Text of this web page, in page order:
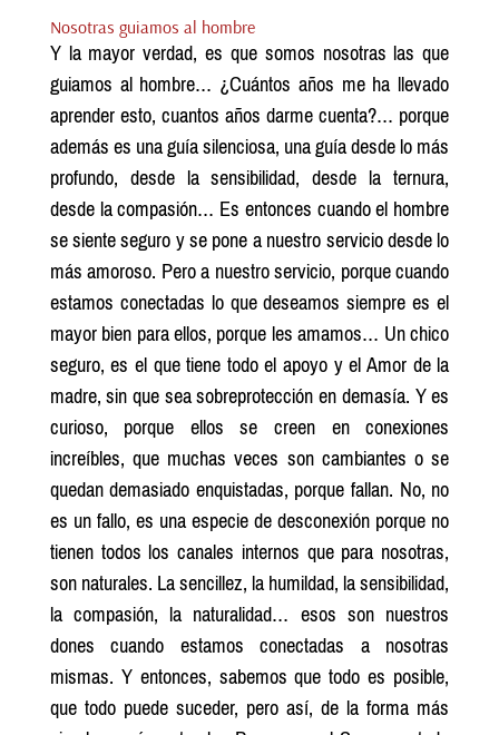
Nosotras guiamos al hombre
Y la mayor verdad, es que somos nosotras las que
guiamos al hombre… ¿Cuántos años me ha llevado
aprender esto, cuantos años darme cuenta?… porque
además es una guía silenciosa, una guía desde lo más
profundo, desde la sensibilidad, desde la ternura,
desde la compasión… Es entonces cuando el hombre
se siente seguro y se pone a nuestro servicio desde lo
más amoroso. Pero a nuestro servicio, porque cuando
estamos conectadas lo que deseamos siempre es el
mayor bien para ellos, porque les amamos… Un chico
seguro, es el que tiene todo el apoyo y el Amor de la
madre, sin que sea sobreprotección en demasía. Y es
curioso, porque ellos se creen en conexiones
increíbles, que muchas veces son cambiantes o se
quedan demasiado enquistadas, porque fallan. No, no
es un fallo, es una especie de desconexión porque no
tienen todos los canales internos que para nosotras,
son naturales. La sencillez, la humildad, la sensibilidad,
la compasión, la naturalidad… esos son nuestros
dones cuando estamos conectadas a nosotras
mismas. Y entonces, sabemos que todo es posible,
que todo puede suceder, pero así, de la forma más